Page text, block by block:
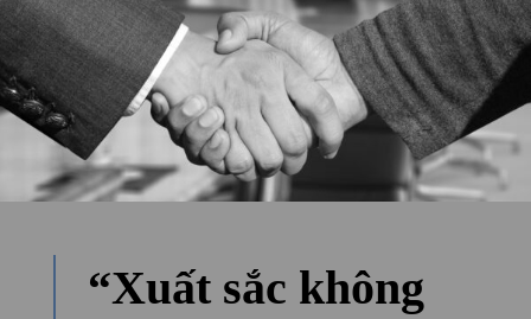
“Xuất sắc không